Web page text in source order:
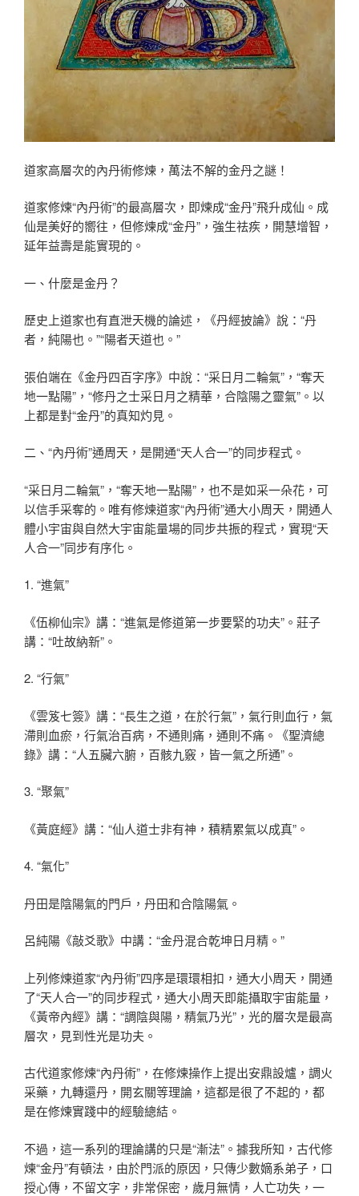
道家高層次的內丹術修煉，萬法不解的金丹之謎！
道家修煉“內丹術”的最高層次，即煉成“金丹”飛升成仙。成
仙是美好的嚮往，但修煉成“金丹”，強生祛疾，開慧增智，
延年益壽是能實現的。
一、什麼是金丹？
歷史上道家也有直泄天機的論述，《丹經披論》說：“丹
者，純陽也。”“陽者天道也。”
張伯端在《金丹四百字序》中說：“采日月二輪氣”，“奪天
地一點陽”，“修丹之士采日月之精華，合陰陽之靈氣”。以
上都是對“金丹”的真知灼見。
二、“內丹術”通周天，是開通“天人合一”的同步程式。
“采日月二輪氣”，“奪天地一點陽”，也不是如采一朵花，可
以信手采奪的。唯有修煉道家“內丹術”通大小周天，開通人
體小宇宙與自然大宇宙能量場的同步共振的程式，實現“天
人合一”同步有序化。
1. “進氣”
《伍柳仙宗》講：“進氣是修道第一步要緊的功夫”。莊子
講：“吐故納新”。
2. “行氣”
《雲笈七簽》講：“長生之道，在於行氣”，氣行則血行，氣
滯則血瘀，行氣治百病，不通則痛，通則不痛。《聖濟總
錄》講：“人五臟六腑，百骸九竅，皆一氣之所通”。
3. “聚氣”
《黃庭經》講：“仙人道士非有神，積精累氣以成真”。
4. “氣化”
丹田是陰陽氣的門戶，丹田和合陰陽氣。
呂純陽《敲爻歌》中講：“金丹混合乾坤日月精。”
上列修煉道家“內丹術”四序是環環相扣，通大小周天，開通
了“天人合一”的同步程式，通大小周天即能攝取宇宙能量，
《黃帝內經》講：“調陰與陽，精氣乃光”，光的層次是最高
層次，見到性光是功夫。
古代道家修煉“內丹術”，在修煉操作上提出安鼎設爐，調火
采藥，九轉還丹，開玄關等理論，這都是很了不起的，都
是在修煉實踐中的經驗總結。
不過，這一系列的理論講的只是“漸法”。據我所知，古代修
煉“金丹”有頓法，由於門派的原因，只傳少數嫡系弟子，口
授心傳，不留文字，非常保密，歲月無情，人亡功失，一